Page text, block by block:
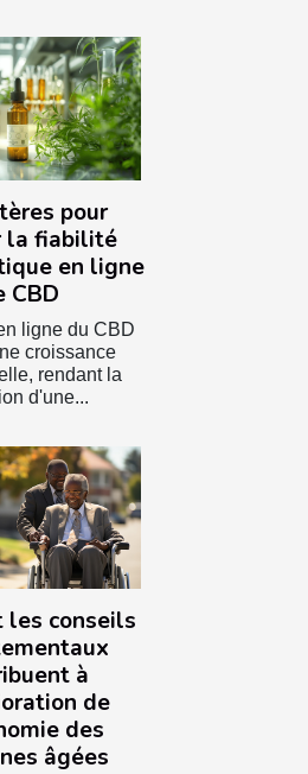
pour
la fiabilité
en ligne
CBD
ligne du CBD
croissance
rendant la
d'une...
les conseils
à
de
des
âgées